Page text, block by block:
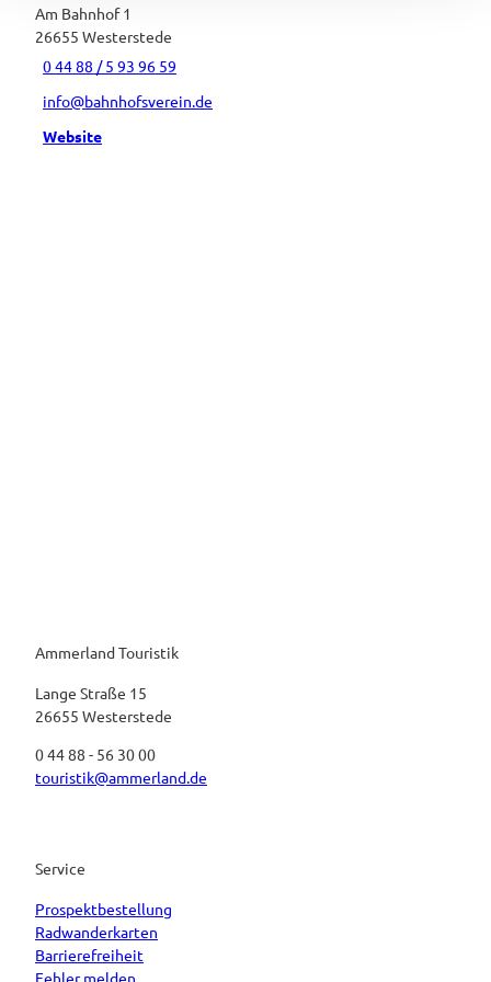
Am Bahnhof 1
26655 Westerstede
0 44 88 / 5 93 96 59
info@bahnhofsverein.de
Website
Ammerland Touristik
Lange Straße 15
26655 Westerstede
0 44 88 - 56 30 00
touristik@ammerland.de
Service
Prospektbestellung
Radwanderkarten
Barrierefreiheit
Fehler melden